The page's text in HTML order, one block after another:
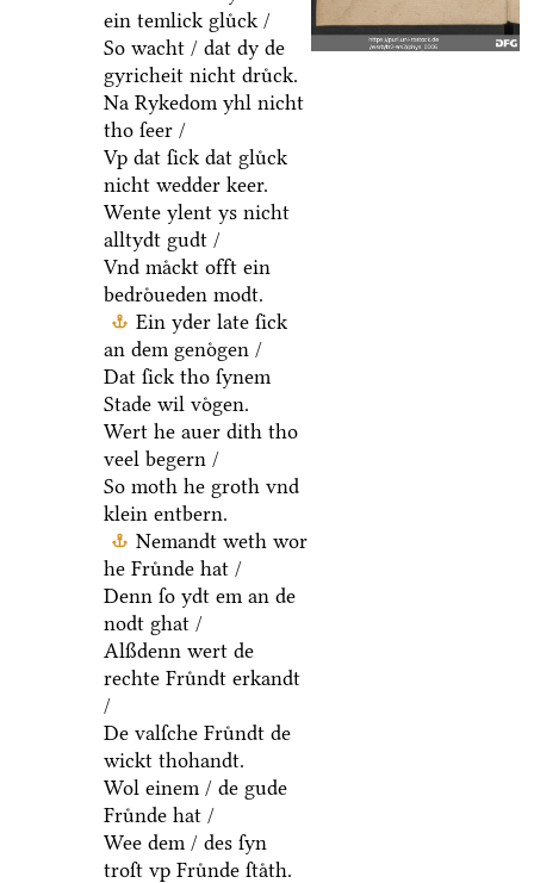
ein temlick gluͤck /
So wacht / dat dy de
gyricheit nicht druͤck.
Na Rykedom yhl nicht
tho ſeer /
Vp dat ſick dat gluͤck
nicht wedder keer.
Wente ylent ys nicht
alltydt gudt /
Vnd maͤckt offt ein
bedroͤueden modt.
Ein yder late ſick
an dem genoͤgen /
Dat ſick tho ſynem
Stade wil voͤgen.
Wert he auer dith tho
veel begern /
So moth he groth vnd
klein entbern.
Nemandt weth wor
he Fruͤnde hat /
Denn ſo ydt em an de
nodt ghat /
Alßdenn wert de
rechte Fruͤndt erkandt
/
De valſche Fruͤndt de
wickt thohandt.
Wol einem / de gude
Fruͤnde hat /
Wee dem / des ſyn
troſt vp Fruͤnde ſtaͤth.